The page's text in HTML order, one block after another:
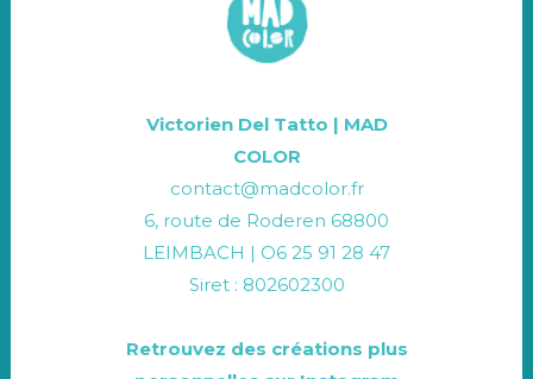
Victorien Del Tatto | MAD
COLOR
contact@madcolor.fr
6, route de Roderen 68800
LEIMBACH | O6 25 91 28 47
Siret : 802602300
Retrouvez des créations plus